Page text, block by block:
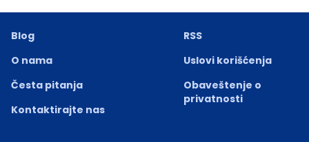
Blog
O nama
Česta pitanja
Kontaktirajte nas
RSS
Uslovi korišćenja
Obaveštenje o
privatnosti